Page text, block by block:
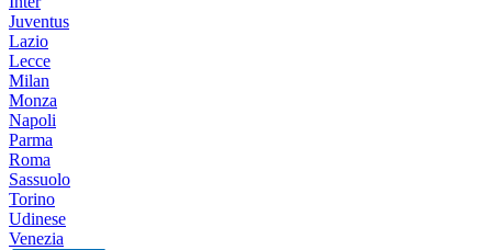
Juventus
Lazio
Lecce
Milan
Monza
Napoli
Parma
Roma
Sassuolo
Torino
Udinese
Venezia